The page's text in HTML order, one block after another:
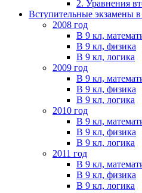
2. Уравнения
Вступительные
2008 год
В 9 кл,
В 9 кл, физика
В 9 кл, логика
2009 год
В 9 кл,
В 9 кл, физика
В 9 кл, логика
2010 год
В 9 кл,
В 9 кл, физика
В 9 кл, логика
2011 год
В 9 кл,
В 9 кл, физика
В 9 кл, логика